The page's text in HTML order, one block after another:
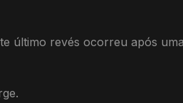
último revés ocorreu após